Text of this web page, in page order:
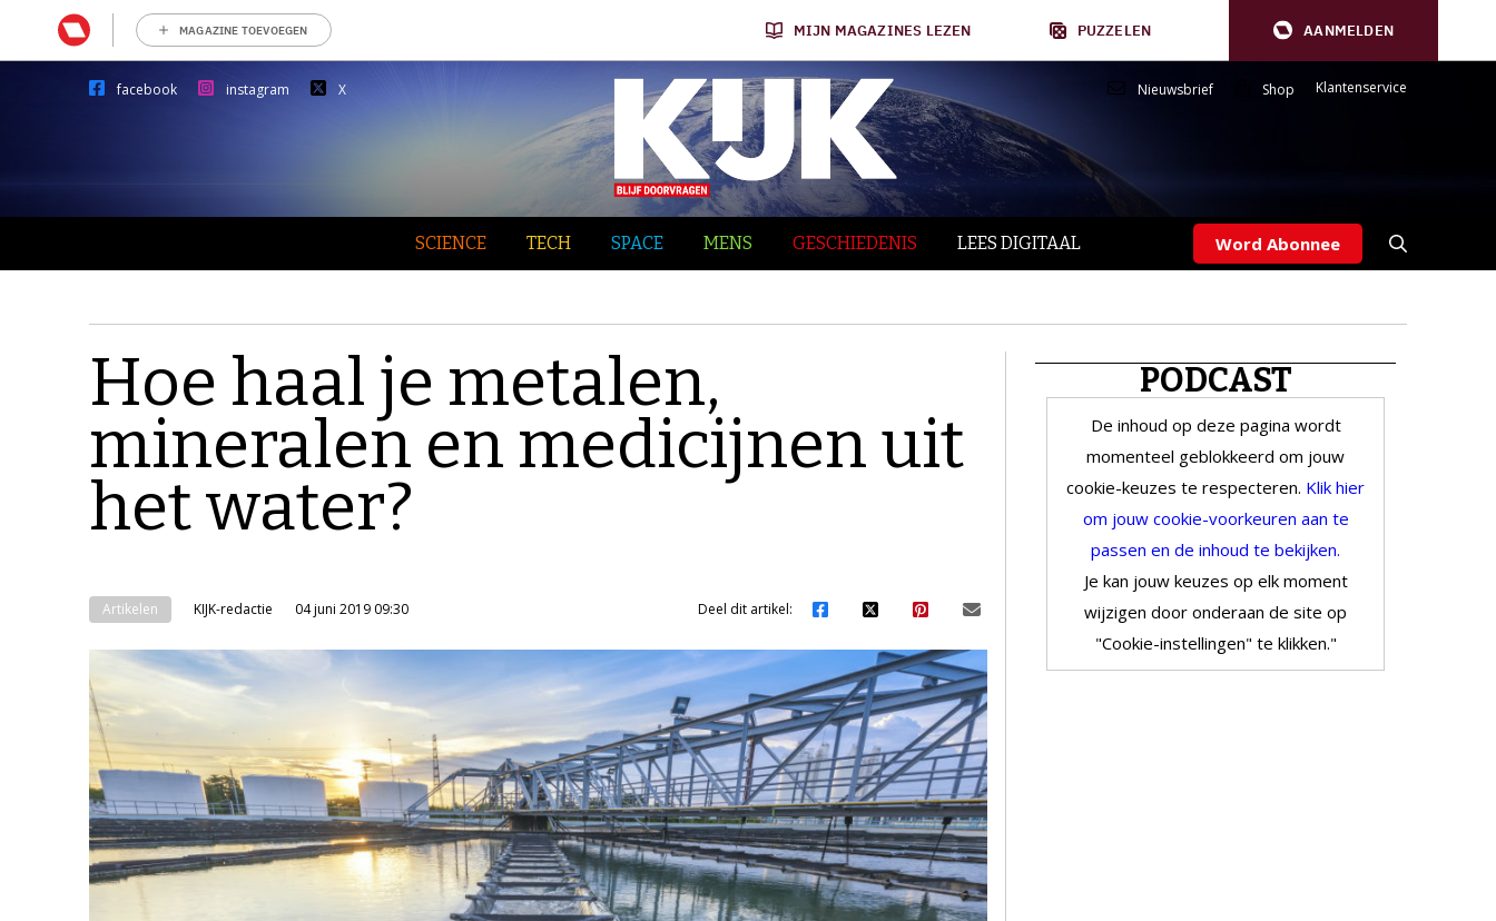
MAGAZINE TOEVOEGEN MIJN MAGAZINES LEZEN PUZZELEN AANMELDEN
facebook instagram X Nieuwsbrief Shop Klantenservice
SCIENCE TECH SPACE MENS GESCHIEDENIS LEES DIGITAAL Word Abonnee
Hoe haal je metalen,
mineralen en medicijnen uit
het water?
Artikelen KIJK-redactie 04 juni 2019 09:30 Deel dit artikel:
PODCAST
De inhoud op deze pagina wordt
momenteel geblokkeerd om jouw
cookie-keuzes te respecteren. Klik hier
om jouw cookie-voorkeuren aan te
passen en de inhoud te bekijken.
Je kan jouw keuzes op elk moment
wijzigen door onderaan de site op
"Cookie-instellingen" te klikken."